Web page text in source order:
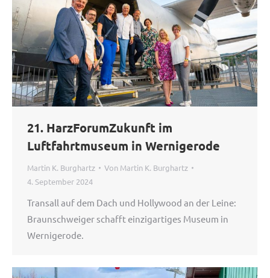
21. HarzForumZukunft im
Luftfahrtmuseum in Wernigerode
Martin K. Burghartz Von Martin K. Burghartz
4. September 2024
Transall auf dem Dach und Hollywood an der Leine:
Braunschweiger schafft einzigartiges Museum in
Wernigerode.